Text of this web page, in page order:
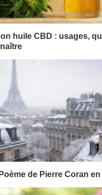
huile CBD : usages,
de Pierre Coran